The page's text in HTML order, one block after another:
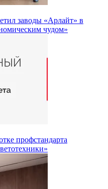
заводы «Арлайт» в
чудом»
профстандарта